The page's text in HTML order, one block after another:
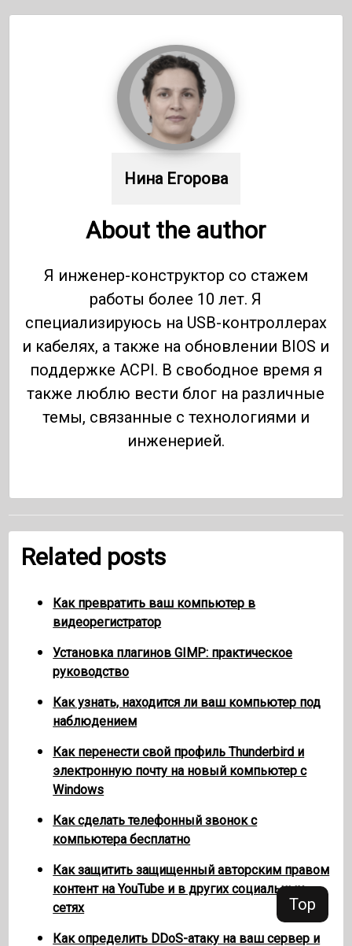
Top
Нина Егорова
About the author
Я инженер-конструктор со стажем
работы более 10 лет. Я
специализируюсь на USB-контроллерах
и кабелях, а также на обновлении BIOS и
поддержке ACPI. В свободное время я
также люблю вести блог на различные
темы, связанные с технологиями и
инженерией.
Related posts
Как превратить ваш компьютер в
видеорегистратор
Установка плагинов GIMP: практическое
руководство
Как узнать, находится ли ваш компьютер под
наблюдением
Как перенести свой профиль Thunderbird и
электронную почту на новый компьютер с
Windows
Как сделать телефонный звонок с
компьютера бесплатно
Как защитить защищенный авторским правом
контент на YouTube и в других социальных
сетях
Как определить DDoS-атаку на ваш сервер и